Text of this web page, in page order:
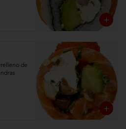
de